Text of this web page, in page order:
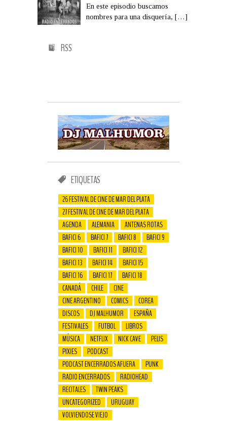
En este episodio buscamos
nombres para una disquería,[…]
RSS
ETIQUETAS
26 FESTIVAL DE CINE DE MAR DEL PLATA
27 FESTIVAL DE CINE DE MAR DEL PLATA
AGENDA
ALEMANIA
ANTENAS ROTAS
BAFICI 6
BAFICI 7 BAFICI 8
BAFICI 9
BAFICI 10
BAFICI 11
BAFICI 12
BAFICI 13
BAFICI 14
BAFICI 15
BAFICI 16
BAFICI 17
BAFICI 18
CANADÁ
CHILE
CINE
CINE ARGENTINO
COMICS
COREA
DISCOS
DJ MALHUMOR
ESPAÑA
FESTIVALES
FUTBOL
LIBROS
MÚSICA
NETFLIX NICK CAVE
PELIS
PIXIES
PODCAST
PODCAST ENCERRADOS AFUERA
PUNK
RADIO ENCERRADOS
RADIOHEAD
RECITALES
TWIN PEAKS
UNCATEGORIZED
URUGUAY
VOLVIENDOSE VIEJO